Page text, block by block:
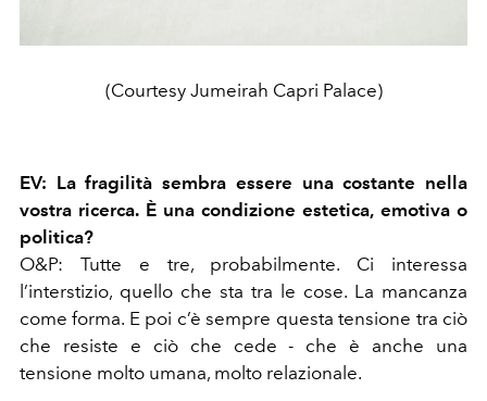
(Courtesy Jumeirah Capri Palace)
EV: La fragilità sembra essere una costante nella
vostra ricerca. È una condizione estetica, emotiva o
politica?
O&P: Tutte e tre, probabilmente. Ci interessa
l’interstizio, quello che sta tra le cose. La mancanza
come forma. E poi c’è sempre questa tensione tra ciò
che resiste e ciò che cede - che è anche una
tensione molto umana, molto relazionale.